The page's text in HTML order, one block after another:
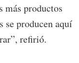
más productos
se producen aquí
refirió.